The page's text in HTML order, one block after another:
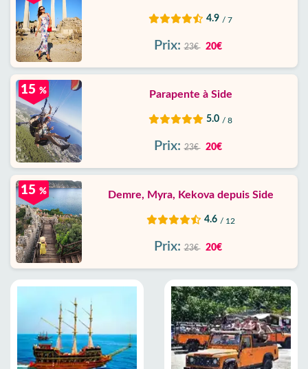
4.9 / 7
Prix: 23€ 20€
Parapente à Side
5.0 / 8
15 %
Prix: 23€ 20€
Demre, Myra, Kekova depuis Side
4.6 / 12
15 %
Prix: 23€ 20€